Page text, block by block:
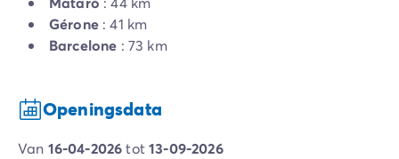
Gérone: 41 km
Barcelone : 73 km
Openingsdata
van 16-04-2026tot13-09-2026